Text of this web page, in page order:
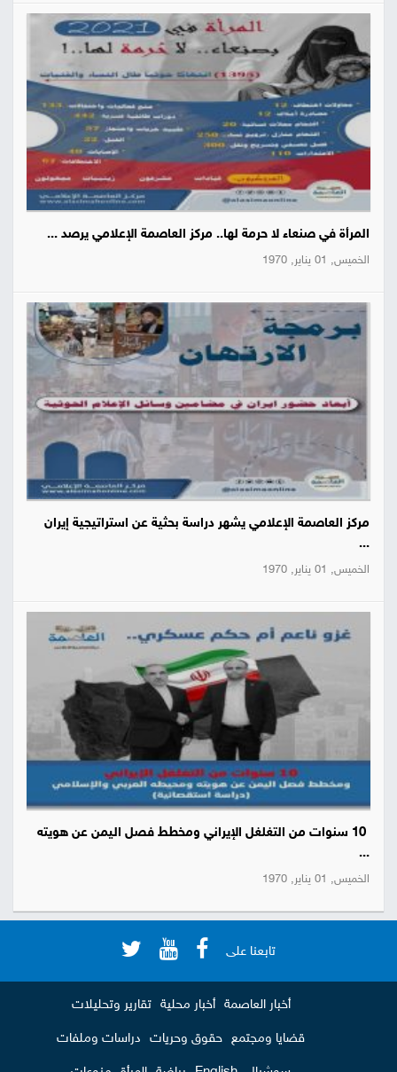
المرأة في صنعاء لا حرمة لها.. مركز العاصمة الإعلامي يرصد ...
الخميس, 01 يناير, 1970
مركز العاصمة الإعلامي يشهر دراسة بحثية عن استراتيجية إيران
...
الخميس, 01 يناير, 1970
10 سنوات من التغلغل الإيراني ومخطط فصل اليمن عن هويته
...
الخميس, 01 يناير, 1970
تابعنا على
أخبار العاصمة أخبار محلية تقارير وتحليلات
قضايا ومجتمع حقوق وحريات دراسات وملفات